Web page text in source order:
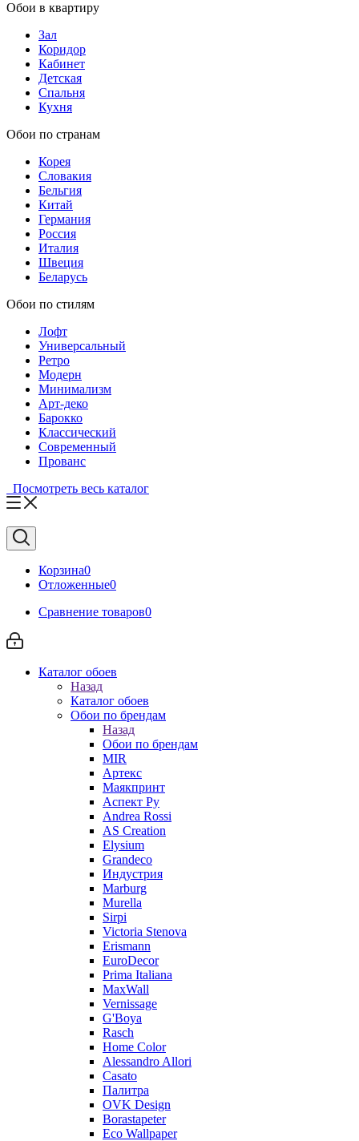
Обои в квартиру
Зал
Коридор
Кабинет
Детская
Спальня
Кухня
Обои по странам
Корея
Словакия
Бельгия
Китай
Германия
Россия
Италия
Швеция
Беларусь
Обои по стилям
Лофт
Универсальный
Ретро
Модерн
Минимализм
Арт-деко
Барокко
Классический
Современный
Прованс
Посмотреть весь каталог
Корзина0
Отложенные0
Сравнение товаров0
Каталог обоев
Назад
Каталог обоев
Обои по брендам
Назад
Обои по брендам
MIR
Артекс
Маякпринт
Аспект Ру
Andrea Rossi
AS Creation
Elysium
Grandeco
Индустрия
Marburg
Murella
Sirpi
Victoria Stenova
Erismann
EuroDecor
Prima Italiana
MaxWall
Vernissage
G'Boya
Rasch
Home Color
Alessandro Allori
Casato
Палитра
OVK Design
Borastapeter
Eco Wallpaper